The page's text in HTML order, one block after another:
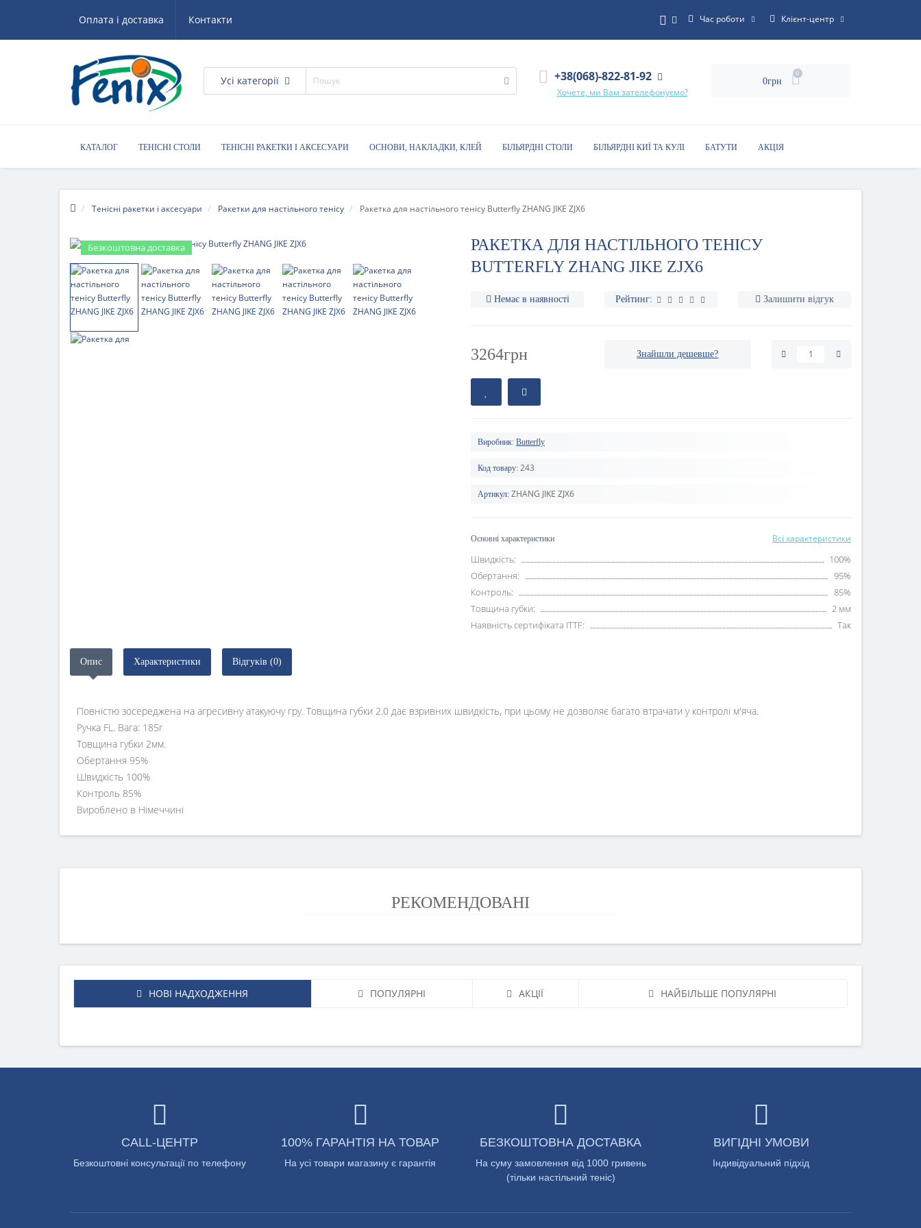
Оплата і доставка Контакти Час роботи Клієнт-центр
Усі категорії +38(068)-822-81-92
Хочете, ми Вам зателефонуємо?
0грн
0
КАТАЛОГ ТЕНІСНІ СТОЛИ ТЕНІСНІ РАКЕТКИ І АКСЕСУАРИ ОСНОВИ, НАКЛАДКИ, КЛЕЙ БІЛЬЯРДНІ СТОЛИ БІЛЬЯРДНІ КИЇ ТА КУЛІ БАТУТИ АКЦІЯ
КОРИСНІ ПОРАДИ
Тенісні ракетки і аксесуари Ракетки для настільного тенісу Ракетка для настільного тенісу Butterfly ZHANG JIKE ZJX6
Безкоштовна доставка
РАКЕТКА ДЛЯ НАСТІЛЬНОГО ТЕНІСУ
BUTTERFLY ZHANG JIKE ZJX6
Немає в наявності Рейтинг: Залишити відгук
3264грн Знайшли дешевше?
Виробник: Butterfly
Код товару: 243
Артикул: ZHANG JIKE ZJX6
Основні характеристики Всі характеристики
Швидкість:
100%
Обертання:
95%
Контроль:
85%
Товщина губки:
2 мм
Наявність сертифіката ITTF:
Так
Опис Характеристики Відгуків (0)
Повністю зосереджена на агресивну атакуючу гру. Товщина губки 2.0 дає взривних швидкість, при цьому не дозволяє багато втрачати у контролі м'яча.
Ручка FL. Вага: 185г
Товщина губки 2мм.
Обертання 95%
Швидкість 100%
Контроль 85%
Вироблено в Німеччині
РЕКОМЕНДОВАНІ
НОВІ НАДХОДЖЕННЯ ПОПУЛЯРНІ АКЦІЇ НАЙБІЛЬШЕ ПОПУЛЯРНІ
CALL-ЦЕНТР
Безкоштовні консультації по телефону
100% ГАРАНТІЯ НА ТОВАР
На усі товари магазину є гарантія
БЕЗКОШТОВНА ДОСТАВКА
На суму замовлення від 1000 гривень
(тільки настільний теніс)
ВИГІДНІ УМОВИ
Індивідуальний підхід